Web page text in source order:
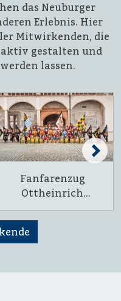
das Neuburger
Erlebnis. Hier
Mitwirkenden, die
gestalten und
lassen.
Fanfarenzug
Ottheinrich
Neuburg an der
Donau